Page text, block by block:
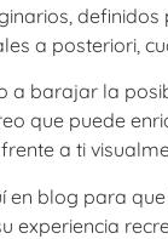
a posteriori,
a barajar la
que puede
a ti
en blog para
experiencia